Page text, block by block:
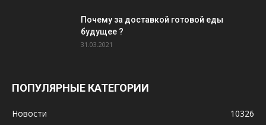
Почему за доставкой готовой еды
будущее ?
31.03.2021
ПОПУЛЯРНЫЕ КАТЕГОРИИ
Новости
10326